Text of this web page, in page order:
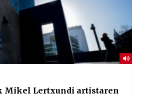
Mikel Lertxundi artistaren